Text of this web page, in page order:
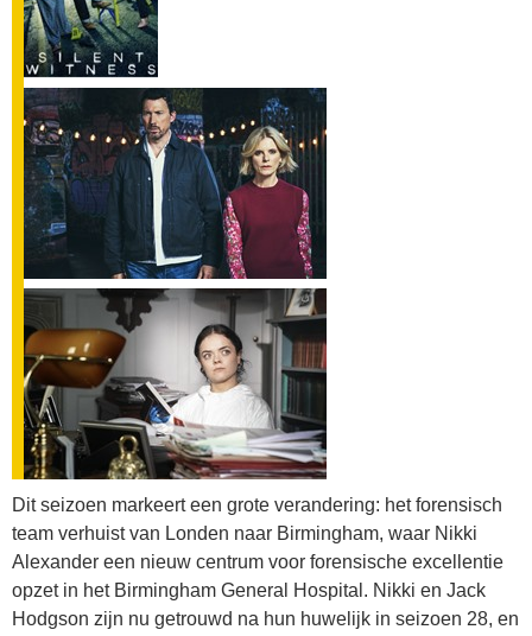
Dit seizoen markeert een grote verandering: het forensisch
team verhuist van Londen naar Birmingham, waar Nikki
Alexander een nieuw centrum voor forensische excellentie
opzet in het Birmingham General Hospital. Nikki en Jack
Hodgson zijn nu getrouwd na hun huwelijk in seizoen 28, en